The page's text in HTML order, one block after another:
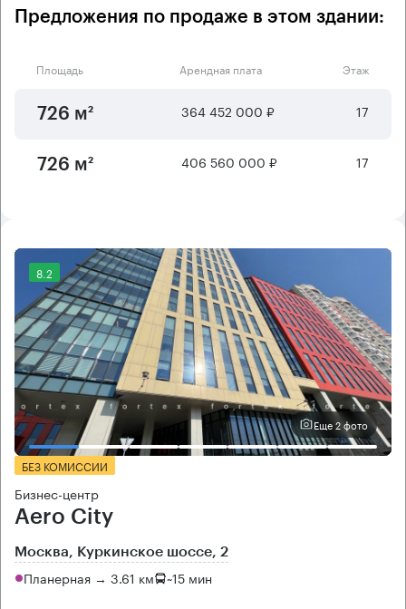
Предложения по продаже в этом здании:
Площадь Арендная плата Этаж
726 м² 364 452 000 ₽ 17
726 м² 406 560 000 ₽ 17
8.2
Еще 2 фото
БЕЗ КОМИССИИ
Бизнес-центр
Aero City
Москва, Куркинское шоссе, 2
Планерная → 3.61 км ~15 мин